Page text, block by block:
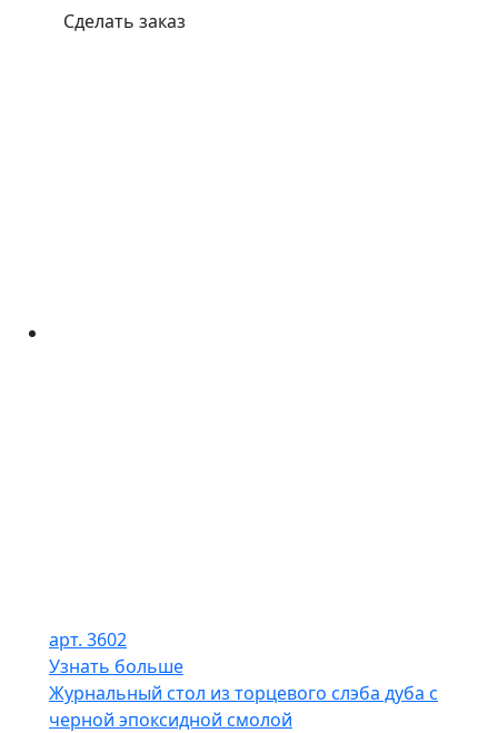
Сделать заказ
арт. 3602
Узнать больше
Журнальный стол из торцевого слэба дуба с
черной эпоксидной смолой